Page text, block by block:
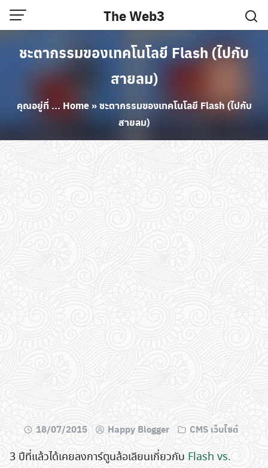
Skip
to
content
The Web3
ชะตากรรมของเทคโนโลยี Flash (ไปกับ
สายลม)
คุณอยู่ที่ ... Home»ชะตากรรมของเทคโนโลยี Flash (ไปกับ
สายลม)
18/07/2015 Happy Blogger CMS เว็บไซต์
3 ปีที่แล้วได้เคยลงการ์ตูนล้อเลียนเกี่ยวกับ Flash vs.